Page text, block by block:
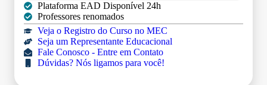
Plataforma EAD Disponível 24h
Professores renomados
Veja o Registro do Curso no MEC
Seja um Representante Educacional
Fale Conosco - Entre em Contato
Dúvidas? Nós ligamos para você!